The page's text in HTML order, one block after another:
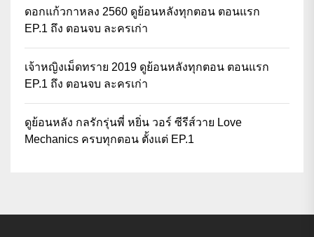
ดอกแก้วกาหลง 2560 ดูย้อนหลังทุกตอน ตอนแรก
EP.1 ถึง ตอนจบ ละครเก่า
เจ้าหญิงเม็ดทราย 2019 ดูย้อนหลังทุกตอน ตอนแรก
EP.1 ถึง ตอนจบ ละครเก่า
ดูย้อนหลัง กลรักรุ่นพี่ หยิ่น วอร์ ซีรีส์วาย Love
Mechanics ครบทุกตอน ตั้งแต่ EP.1